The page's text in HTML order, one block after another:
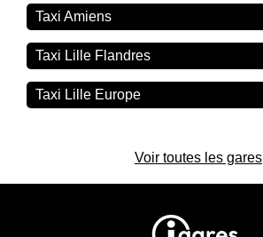
Taxi Amiens
Taxi Lille Flandres
Taxi Lille Europe
Voir toutes les gares